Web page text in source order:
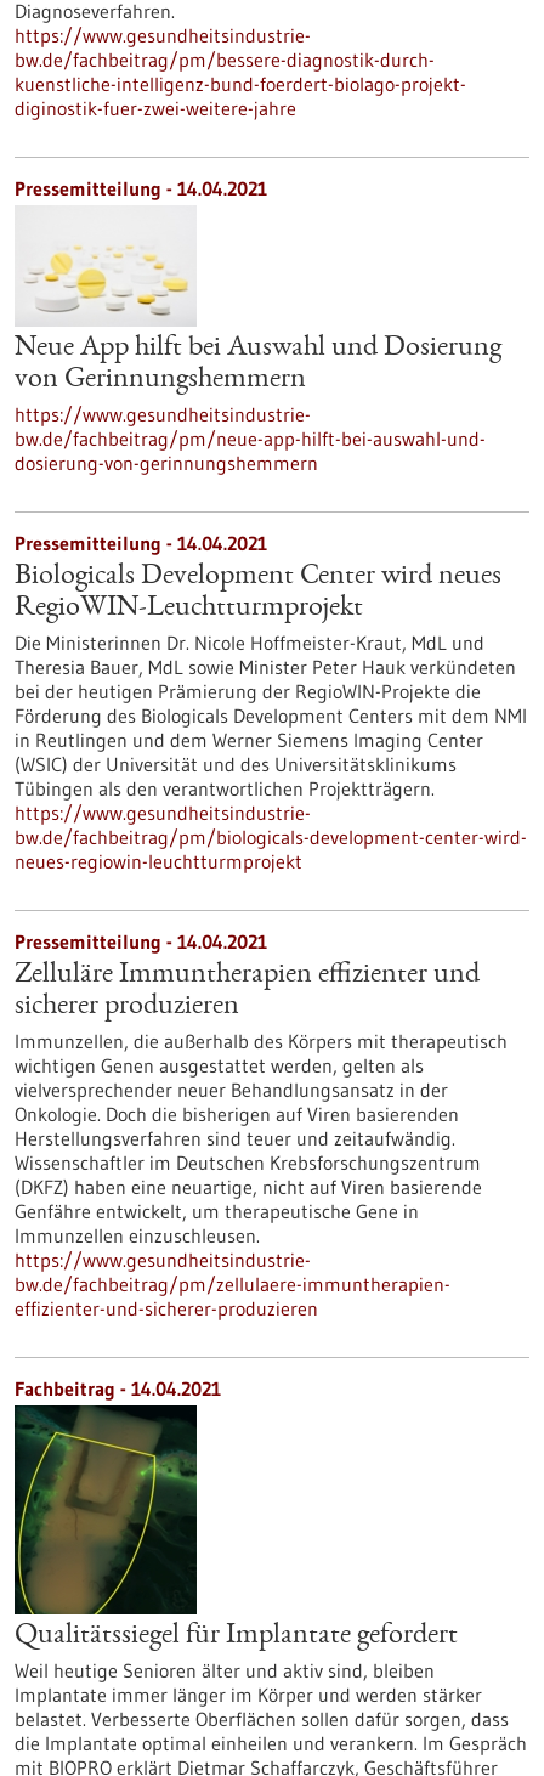
Diagnoseverfahren.
https://www.gesundheitsindustrie-
bw.de/fachbeitrag/pm/bessere-diagnostik-durch-
kuenstliche-intelligenz-bund-foerdert-biolago-projekt-
diginostik-fuer-zwei-weitere-jahre
Pressemitteilung - 14.04.2021
Neue App hilft bei Auswahl und Dosierung
von Gerinnungshemmern
https://www.gesundheitsindustrie-
bw.de/fachbeitrag/pm/neue-app-hilft-bei-auswahl-und-
dosierung-von-gerinnungshemmern
Pressemitteilung - 14.04.2021
Biologicals Development Center wird neues
RegioWIN-Leuchtturmprojekt
Die Ministerinnen Dr. Nicole Hoffmeister-Kraut, MdL und
Theresia Bauer, MdL sowie Minister Peter Hauk verkündeten
bei der heutigen Prämierung der RegioWIN-Projekte die
Förderung des Biologicals Development Centers mit dem NMI
in Reutlingen und dem Werner Siemens Imaging Center
(WSIC) der Universität und des Universitätsklinikums
Tübingen als den verantwortlichen Projektträgern.
https://www.gesundheitsindustrie-
bw.de/fachbeitrag/pm/biologicals-development-center-wird-
neues-regiowin-leuchtturmprojekt
Pressemitteilung - 14.04.2021
Zelluläre Immuntherapien effizienter und
sicherer produzieren
Immunzellen, die außerhalb des Körpers mit therapeutisch
wichtigen Genen ausgestattet werden, gelten als
vielversprechender neuer Behandlungsansatz in der
Onkologie. Doch die bisherigen auf Viren basierenden
Herstellungsverfahren sind teuer und zeitaufwändig.
Wissenschaftler im Deutschen Krebsforschungszentrum
(DKFZ) haben eine neuartige, nicht auf Viren basierende
Genfähre entwickelt, um therapeutische Gene in
Immunzellen einzuschleusen.
https://www.gesundheitsindustrie-
bw.de/fachbeitrag/pm/zellulaere-immuntherapien-
effizienter-und-sicherer-produzieren
Fachbeitrag - 14.04.2021
Qualitätssiegel für Implantate gefordert
Weil heutige Senioren älter und aktiv sind, bleiben
Implantate immer länger im Körper und werden stärker
belastet. Verbesserte Oberflächen sollen dafür sorgen, dass
die Implantate optimal einheilen und verankern. Im Gespräch
mit BIOPRO erklärt Dietmar Schaffarczyk, Geschäftsführer